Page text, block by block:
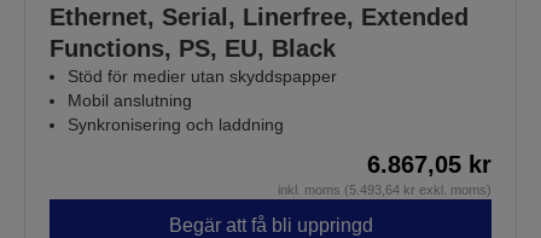
Ethernet, Serial, Linerfree, Extended
Functions, PS, EU, Black
Stöd för medier utan skyddspapper
Mobil anslutning
Synkronisering och laddning
6.867,05 kr
inkl. moms (5.493,64 kr exkl. moms)
Begär att få bli uppringd